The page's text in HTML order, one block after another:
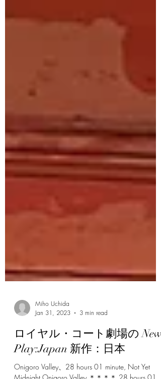
Miho Uchida
Jan 31, 2023
3 min read
ロイヤル・コート劇場の New